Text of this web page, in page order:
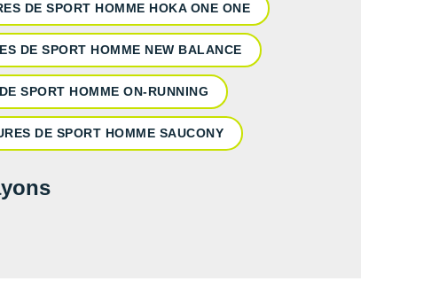
DE SPORT HOMME HOKA ONE ONE
DE SPORT HOMME NEW BALANCE
SPORT HOMME ON-RUNNING
DE SPORT HOMME SAUCONY